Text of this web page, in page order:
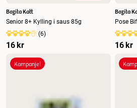
Bozita Katt
Senior 8+ Kylling i saus 85g
(6)
16 kr
Bozita
Pose
16 kr
Kampanje!